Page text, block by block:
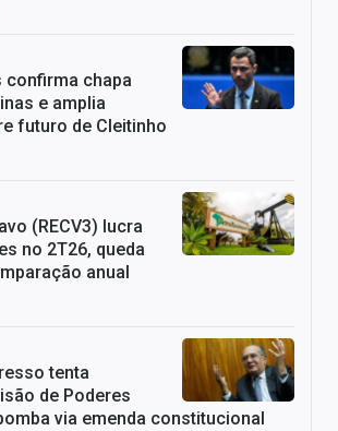
confirma chapa
e amplia
futuro de Cleitinho
(RECV3) lucra
no 2T26, queda
anual
tenta
de Poderes
via emenda constitucional